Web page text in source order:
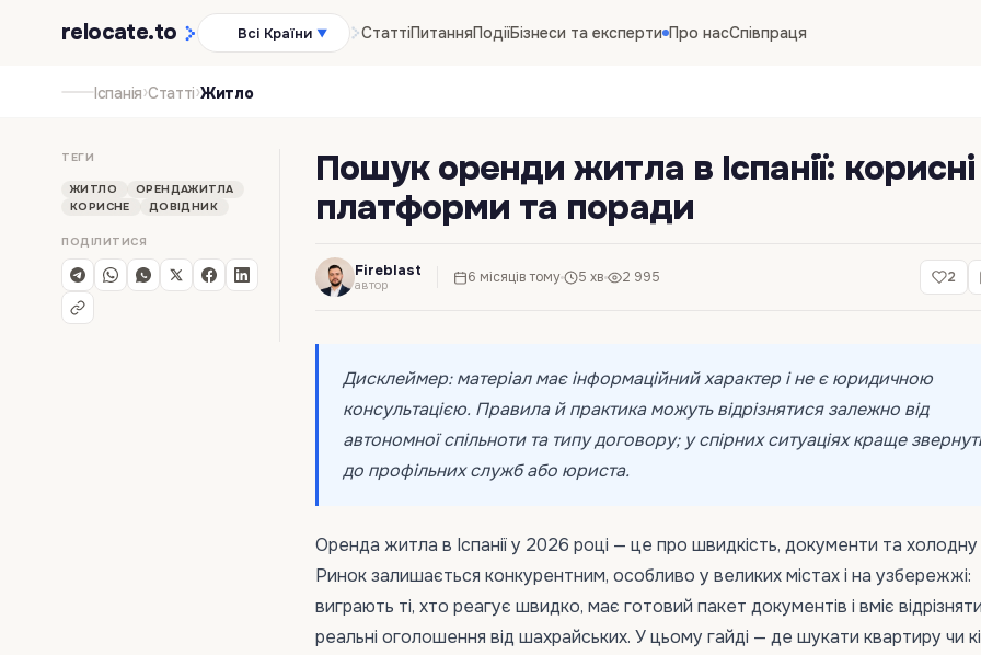
relocate.to Всі Країни ▼ СтаттіПитанняПодіїБізнеси та експерти Про насСпівпраця
Іспанія›Статті›Житло
ТЕГИ
ЖИТЛО
ОРЕНДАЖИТЛА
КОРИСНЕ
ДОВІДНИК
ПОДІЛИТИСЯ
Пошук оренди житла в Іспанії: корисні
платформи та поради
Fireblast
автор 6 місяців тому 5 хв 2 995 2
Дисклеймер: матеріал має інформаційний характер і не є юридичною
консультацією. Правила й практика можуть відрізнятися залежно від
автономної спільноти та типу договору; у спірних ситуаціях краще
до профільних служб або юриста.
Оренда житла в Іспанії у 2026 році — це про швидкість, документи та холодну
Ринок залишається конкурентним, особливо у великих містах і на узбережжі:
виграють ті, хто реагує швидко, має готовий пакет документів і вміє відрізняти
реальні оголошення від шахрайських. У цьому гайді — де шукати квартиру чи